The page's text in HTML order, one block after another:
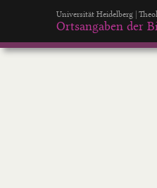
Universität Heidelberg |
Ortsangaben der